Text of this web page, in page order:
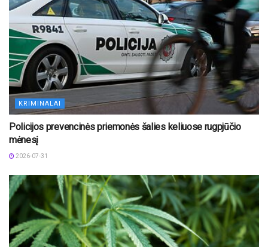
KRIMINALAI
Policijos prevencinės priemonės šalies keliuose rugpjūčio
mėnesį
2026-07-31